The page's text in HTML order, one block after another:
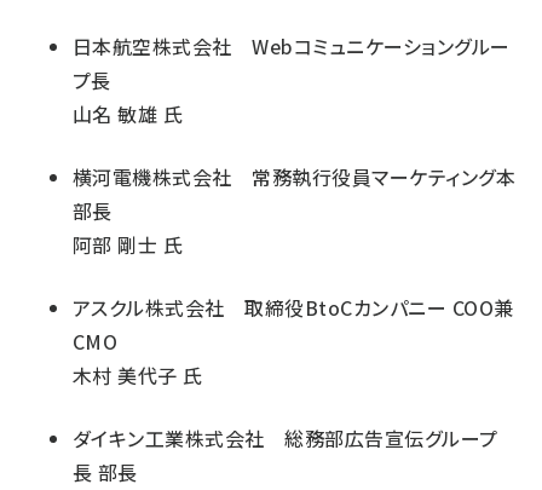
日本航空株式会社 Webコミュニケーショングルー
プ長
山名 敏雄 氏
横河電機株式会社 常務執行役員マーケティング本
部長
阿部 剛士 氏
アスクル株式会社 取締役BtoCカンパニー COO兼
CMO
木村 美代子 氏
ダイキン工業株式会社 総務部広告宣伝グループ
長 部長